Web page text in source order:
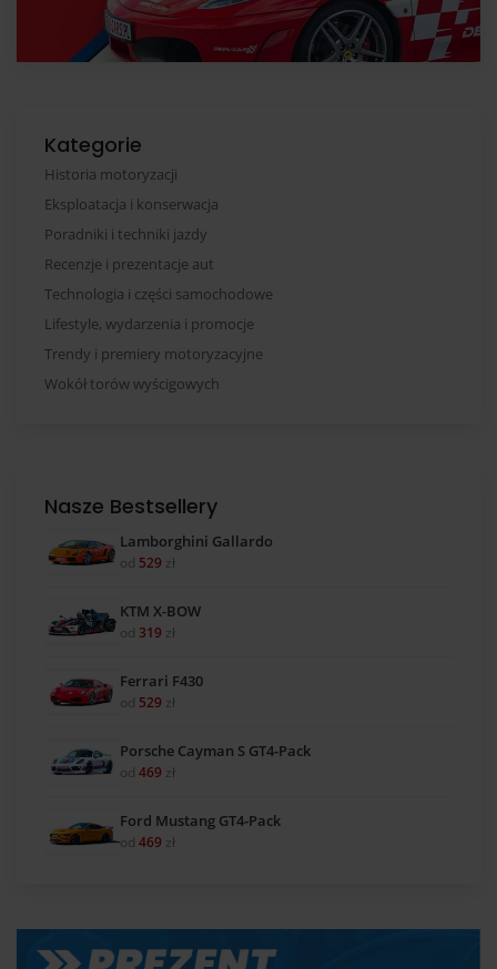
Kategorie
Historia motoryzacji
Eksploatacja i konserwacja
Poradniki i techniki jazdy
Recenzje i prezentacje aut
Technologia i części samochodowe
Lifestyle, wydarzenia i promocje
Trendy i premiery motoryzacyjne
Wokół torów wyścigowych
Nasze Bestsellery
Lamborghini Gallardo
od 529 zł
KTM X-BOW
od 319 zł
Ferrari F430
od 529 zł
Porsche Cayman S GT4-Pack
od 469 zł
Ford Mustang GT4-Pack
od 469 zł